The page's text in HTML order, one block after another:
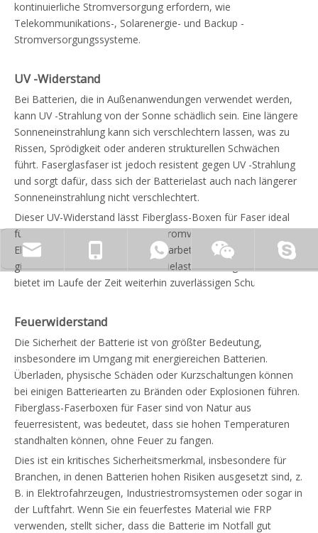
kontinuierliche Stromversorgung erfordern, wie
Telekommunikations-, Solarenergie- und Backup -
Stromversorgungssysteme.
UV -Widerstand
Bei Batterien, die in Außenanwendungen verwendet werden,
kann UV -Strahlung von der Sonne schädlich sein. Eine längere
Sonneneinstrahlung kann sich verschlechtern lassen, was zu
Rissen, Sprödigkeit oder anderen strukturellen Schwächen
führt. Faserglasfaser ist jedoch resistent gegen UV -Strahlung
und sorgt dafür, dass sich der Batterielast auch nach längerer
Sonneneinstrahlung nicht verschlechtert.
Dieser UV-Widerstand lässt Fiberglass-Boxen für Faser ideal
für den Außenlager für Backup-Stromversorgungssysteme,
Elektrofahrzeugbatterien oder solarbetriebene Anwendungen
gilt. Mit der FRP behält der Batterielast ihre Integrität und
bietet im Laufe der Zeit weiterhin zuverlässigen Schutz.
Feuerwiderstand
Die Sicherheit der Batterie ist von größter Bedeutung,
insbesondere im Umgang mit energiereichen Batterien.
Überladen, physische Schäden oder Kurzschaltungen können
bei einigen Batteriearten zu Bränden oder Explosionen führen.
Fiberglass-Faserboxen für Faser sind von Natur aus
feuerresistent, was bedeutet, dass sie hohen Temperaturen
standhalten können, ohne Feuer zu fangen.
Dies ist ein kritisches Sicherheitsmerkmal, insbesondere für
Branchen, in denen Batterien hohen Risiken ausgesetzt sind, z.
B. in Elektrofahrzeugen, Industriestromsystemen oder sogar in
der Luftfahrt. Wenn Sie ein feuerfestes Material wie FRP
verwenden, stellt sicher, dass die Batterie im Notfall gut
zhyfrp@zhyfrp.com.cn
sale03@zhyfrp.com.cn
+86 15801078718 +86 15005619161
+86 18297984288
+86 15005619161